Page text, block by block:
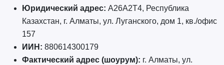
Юридический адрес: A26A2T4, Республика
Казахстан, г. Алматы, ул. Луганского, дом 1, кв./офис
157
ИИН: 880614300179
Фактический адрес (шоурум): г. Алматы, ул.